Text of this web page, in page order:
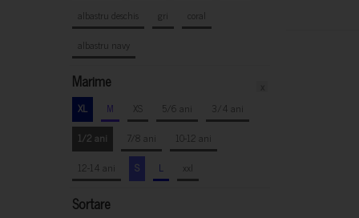
albastru deschis
gri
coral
albastru navy
Marime
XL M XS 5/6 ani
3/4 ani
1/2 ani
7/8 ani
10-12 ani
12-14 ani
S L xxl
Sortare